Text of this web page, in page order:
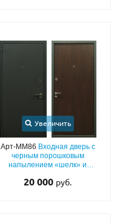
Увеличить
Арт-ММ86 Входная дверь с
черным порошковым
напылением «шелк» и
теплоизоляцией
20 000 руб.